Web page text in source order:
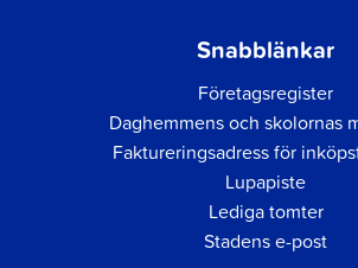
Snabblänkar
Företagsregister
Daghemmens och skolornas
Faktureringsadress för
Lupapiste
Lediga tomter
Stadens e-post